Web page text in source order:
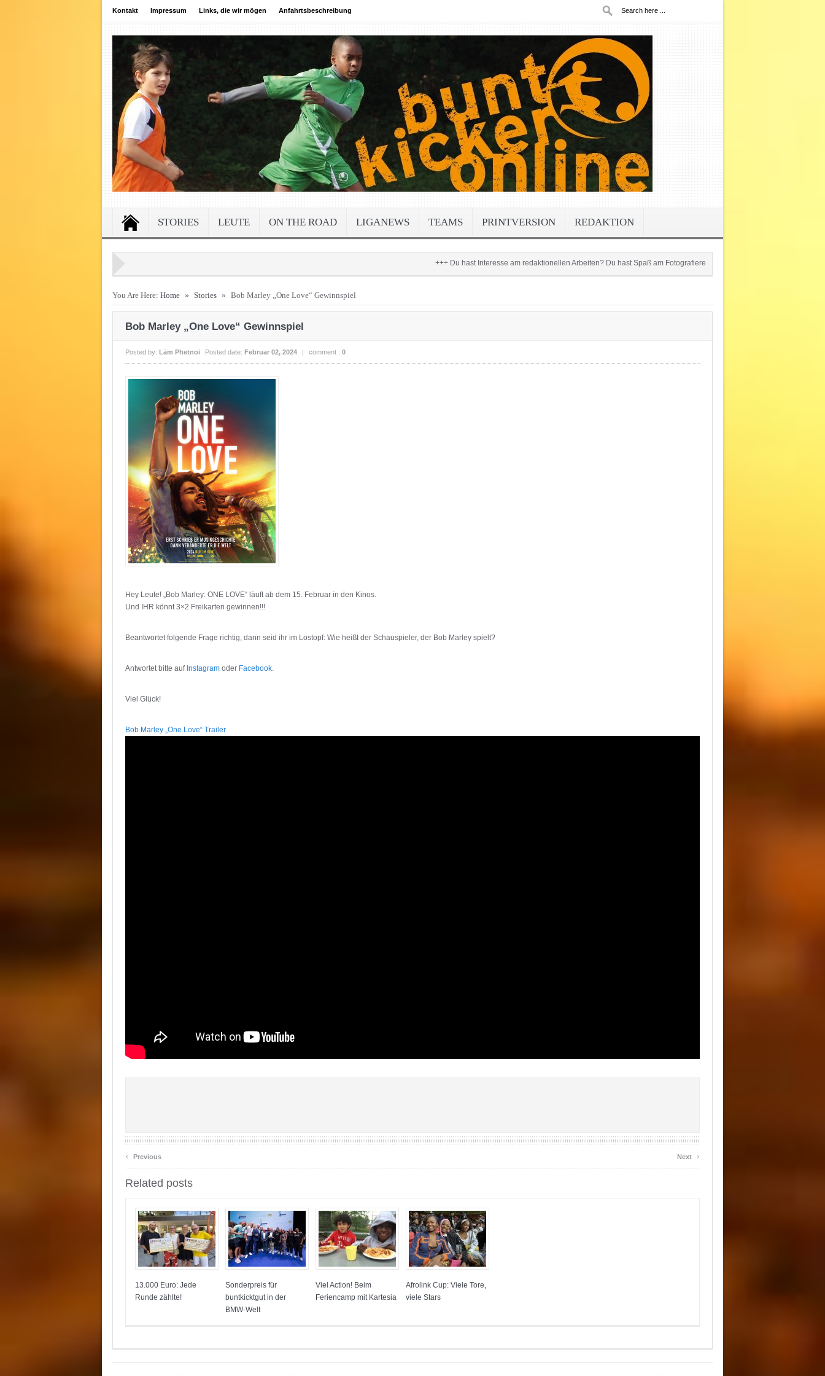
Kontakt Impressum Links, die wir mögen Anfahrtsbeschreibung
STORIES LEUTE ON THE ROAD LIGANEWS TEAMS PRINTVERSION REDAKTION
+++ Du hast Interesse am redaktionellen Arbeiten? Du hast Spaß am Fotografieren oder Berichte schreiben? Werde jetzt
You Are Here: Home » Stories » Bob Marley „One Love“ Gewinnspiel
Bob Marley „One Love“ Gewinnspiel
Posted by: Läm Phetnoi Posted date: Februar 02, 2024 | comment : 0
Hey Leute! „Bob Marley: ONE LOVE“ läuft ab dem 15. Februar in den Kinos.
Und IHR könnt 3×2 Freikarten gewinnen!!!
Beantwortet folgende Frage richtig, dann seid ihr im Lostopf: Wie heißt der Schauspieler, der Bob Marley spielt?
Antwortet bitte auf Instagram oder Facebook.
Viel Glück!
Bob Marley „One Love“ Trailer
‹ Previous Next ›
Related posts
13.000 Euro: Jede
Runde zählte!
Sonderpreis für
buntkicktgut in der
BMW-Welt
Viel Action! Beim
Feriencamp mit Kartesia
Afrolink Cup: Viele Tore,
viele Stars